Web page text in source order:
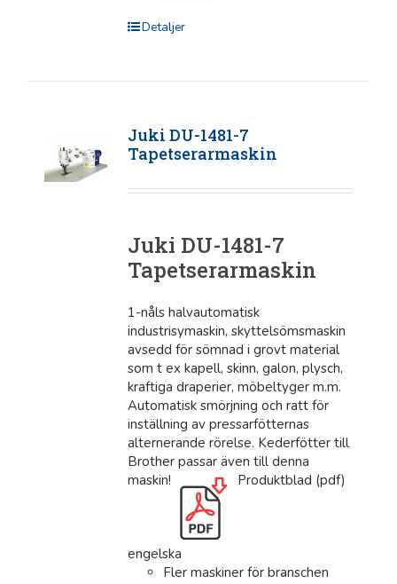
Detaljer
Juki DU-1481-7
Tapetserarmaskin
Juki DU-1481-7
Tapetserarmaskin
1-nåls halvautomatisk
industrisymaskin, skyttelsömsmaskin
avsedd för sömnad i grovt material
som t ex kapell, skinn, galon, plysch,
kraftiga draperier, möbeltyger m.m.
Automatisk smörjning och ratt för
inställning av pressarfötternas
alternerande rörelse. Kederfötter till
Brother passar även till denna
maskin!
Produktblad (pdf)
engelska
Fler maskiner för branschen